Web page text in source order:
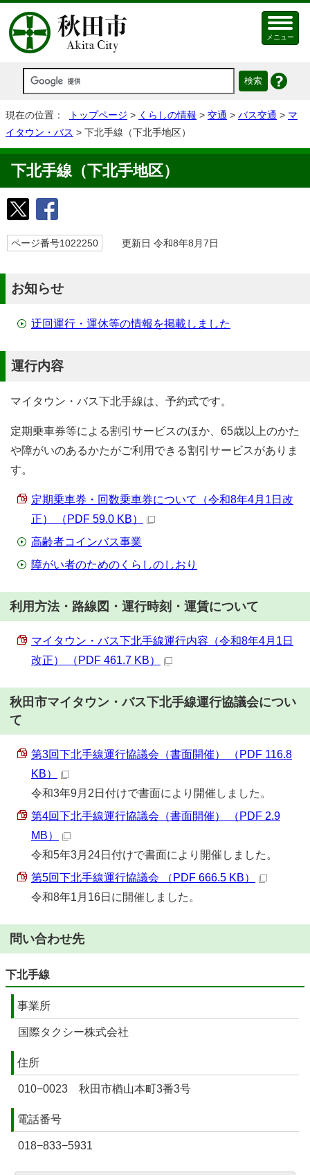
メニュー
現在の位置： トップページ > くらしの情報 > 交通 > バス交通 > マ
イタウン・バス > 下北手線（下北手地区）
下北手線（下北手地区）
ページ番号1022250 更新日 令和8年8月7日
お知らせ
迂回運行・運休等の情報を掲載しました
運行内容
マイタウン・バス下北手線は、予約式です。
定期乗車券等による割引サービスのほか、65歳以上のかた
や障がいのあるかたがご利用できる割引サービスがありま
す。
定期乗車券・回数乗車券について（令和8年4月1日改
正） （PDF 59.0 KB）
高齢者コインバス事業
障がい者のためのくらしのしおり
利用方法・路線図・運行時刻・運賃について
マイタウン・バス下北手線運行内容（令和8年4月1日
改正） （PDF 461.7 KB）
秋田市マイタウン・バス下北手線運行協議会につい
て
第3回下北手線運行協議会（書面開催） （PDF 116.8
KB）
令和3年9月2日付けで書面により開催しました。
第4回下北手線運行協議会（書面開催） （PDF 2.9
MB）
令和5年3月24日付けで書面により開催しました。
第5回下北手線運行協議会 （PDF 666.5 KB）
令和8年1月16日に開催しました。
問い合わせ先
下北手線
事業所
国際タクシー株式会社
住所
010−0023 秋田市楢山本町3番3号
電話番号
018−833−5931